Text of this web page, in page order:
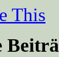
This